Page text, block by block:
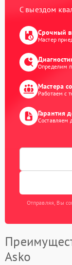
С выездом
Срочный
Мастер
Определим
Мастера
Работаем с
Гарантия
Составляем
Отправляя, Вы
Asko